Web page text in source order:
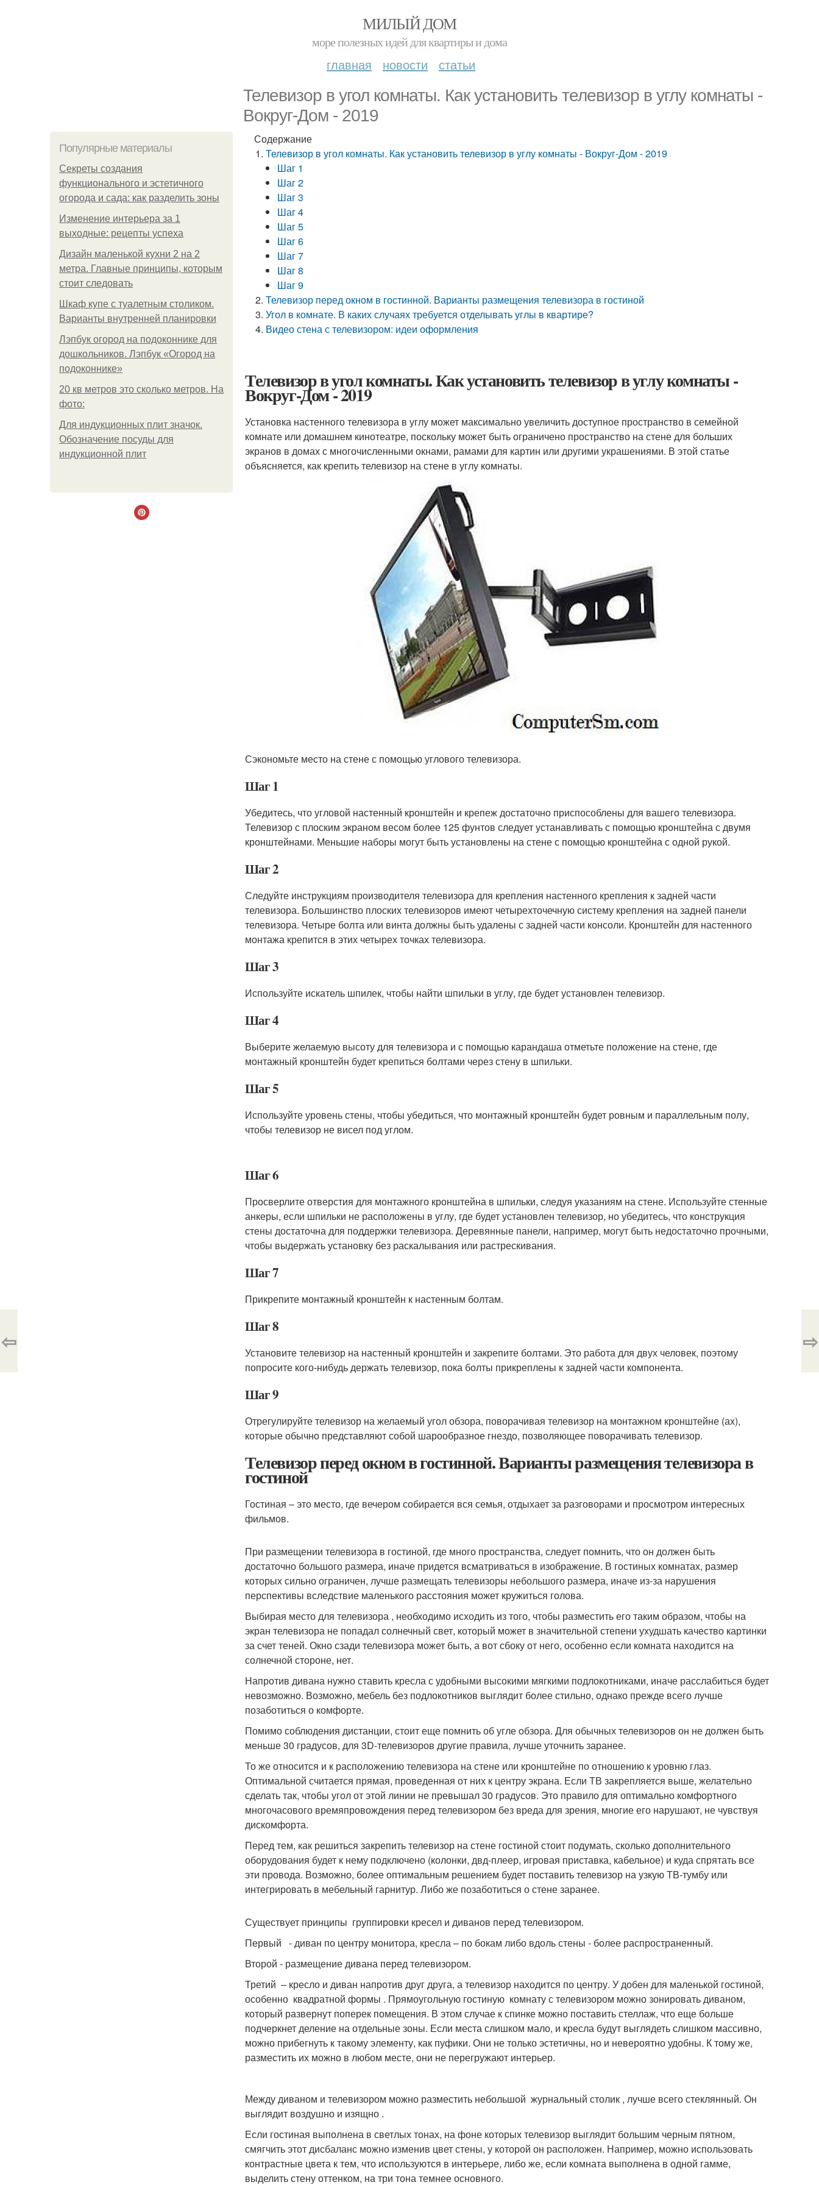
МИЛЫЙ ДОМ
море полезных идей для квартиры и дома
главная новости статьи
Телевизор в угол комнаты. Как установить телевизор в углу комнаты -
Вокруг-Дом - 2019
Популярные материалы
Секреты создания
функционального и эстетичного
огорода и сада: как разделить зоны
Изменение интерьера за 1
выходные: рецепты успеха
Дизайн маленькой кухни 2 на 2
метра. Главные принципы, которым
стоит следовать
Шкаф купе с туалетным столиком.
Варианты внутренней планировки
Лэпбук огород на подоконнике для
дошкольников. Лэпбук «Огород на
подоконнике»
20 кв метров это сколько метров. На
фото:
Для индукционных плит значок.
Обозначение посуды для
индукционной плит
Содержание
Телевизор в угол комнаты. Как установить телевизор в углу комнаты - Вокруг-Дом - 2019
Шаг 1
Шаг 2
Шаг 3
Шаг 4
Шаг 5
Шаг 6
Шаг 7
Шаг 8
Шаг 9
Телевизор перед окном в гостинной. Варианты размещения телевизора в гостиной
Угол в комнате. В каких случаях требуется отделывать углы в квартире?
Видео стена с телевизором: идеи оформления
Телевизор в угол комнаты. Как установить телевизор в углу комнаты -
Вокруг-Дом - 2019
Установка настенного телевизора в углу может максимально увеличить доступное пространство в семейной
комнате или домашнем кинотеатре, поскольку может быть ограничено пространство на стене для больших
экранов в домах с многочисленными окнами, рамами для картин или другими украшениями. В этой статье
объясняется, как крепить телевизор на стене в углу комнаты.
Сэкономьте место на стене с помощью углового телевизора.
Шаг 1
Убедитесь, что угловой настенный кронштейн и крепеж достаточно приспособлены для вашего телевизора.
Телевизор с плоским экраном весом более 125 фунтов следует устанавливать с помощью кронштейна с двумя
кронштейнами. Меньшие наборы могут быть установлены на стене с помощью кронштейна с одной рукой.
Шаг 2
Следуйте инструкциям производителя телевизора для крепления настенного крепления к задней части
телевизора. Большинство плоских телевизоров имеют четырехточечную систему крепления на задней панели
телевизора. Четыре болта или винта должны быть удалены с задней части консоли. Кронштейн для настенного
монтажа крепится в этих четырех точках телевизора.
Шаг 3
Используйте искатель шпилек, чтобы найти шпильки в углу, где будет установлен телевизор.
Шаг 4
Выберите желаемую высоту для телевизора и с помощью карандаша отметьте положение на стене, где
монтажный кронштейн будет крепиться болтами через стену в шпильки.
Шаг 5
Используйте уровень стены, чтобы убедиться, что монтажный кронштейн будет ровным и параллельным полу,
чтобы телевизор не висел под углом.
Шаг 6
Просверлите отверстия для монтажного кронштейна в шпильки, следуя указаниям на стене. Используйте стенные
анкеры, если шпильки не расположены в углу, где будет установлен телевизор, но убедитесь, что конструкция
стены достаточна для поддержки телевизора. Деревянные панели, например, могут быть недостаточно прочными,
чтобы выдержать установку без раскалывания или растрескивания.
Шаг 7
Прикрепите монтажный кронштейн к настенным болтам.
Шаг 8
Установите телевизор на настенный кронштейн и закрепите болтами. Это работа для двух человек, поэтому
попросите кого-нибудь держать телевизор, пока болты прикреплены к задней части компонента.
Шаг 9
Отрегулируйте телевизор на желаемый угол обзора, поворачивая телевизор на монтажном кронштейне (ах),
которые обычно представляют собой шарообразное гнездо, позволяющее поворачивать телевизор.
Телевизор перед окном в гостинной. Варианты размещения телевизора в
гостиной
Гостиная – это место, где вечером собирается вся семья, отдыхает за разговорами и просмотром интересных
фильмов.
При размещении телевизора в гостиной, где много пространства, следует помнить, что он должен быть
достаточно большого размера, иначе придется всматриваться в изображение. В гостиных комнатах, размер
которых сильно ограничен, лучше размещать телевизоры небольшого размера, иначе из-за нарушения
перспективы вследствие маленького расстояния может кружиться голова.
Выбирая место для телевизора , необходимо исходить из того, чтобы разместить его таким образом, чтобы на
экран телевизора не попадал солнечный свет, который может в значительной степени ухудшать качество картинки
за счет теней. Окно сзади телевизора может быть, а вот сбоку от него, особенно если комната находится на
солнечной стороне, нет.
Напротив дивана нужно ставить кресла с удобными высокими мягкими подлокотниками, иначе расслабиться будет
невозможно. Возможно, мебель без подлокотников выглядит более стильно, однако прежде всего лучше
позаботиться о комфорте.
Помимо соблюдения дистанции, стоит еще помнить об угле обзора. Для обычных телевизоров он не должен быть
меньше 30 градусов, для 3D-телевизоров другие правила, лучше уточнить заранее.
То же относится и к расположению телевизора на стене или кронштейне по отношению к уровню глаз.
Оптимальной считается прямая, проведенная от них к центру экрана. Если ТВ закрепляется выше, желательно
сделать так, чтобы угол от этой линии не превышал 30 градусов. Это правило для оптимально комфортного
многочасового времяпровождения перед телевизором без вреда для зрения, многие его нарушают, не чувствуя
дискомфорта.
Перед тем, как решиться закрепить телевизор на стене гостиной стоит подумать, сколько дополнительного
оборудования будет к нему подключено (колонки, двд-плеер, игровая приставка, кабельное) и куда спрятать все
эти провода. Возможно, более оптимальным решением будет поставить телевизор на узкую ТВ-тумбу или
интегрировать в мебельный гарнитур. Либо же позаботиться о стене заранее.
Существует принципы группировки кресел и диванов перед телевизором.
Первый - диван по центру монитора, кресла – по бокам либо вдоль стены - более распространенный.
Второй - размещение дивана перед телевизором.
Третий – кресло и диван напротив друг друга, а телевизор находится по центру. У добен для маленькой гостиной,
особенно квадратной формы . Прямоугольную гостиную комнату с телевизором можно зонировать диваном,
который развернут поперек помещения. В этом случае к спинке можно поставить стеллаж, что еще больше
подчеркнет деление на отдельные зоны. Если места слишком мало, и кресла будут выглядеть слишком массивно,
можно прибегнуть к такому элементу, как пуфики. Они не только эстетичны, но и невероятно удобны. К тому же,
разместить их можно в любом месте, они не перегружают интерьер.
Между диваном и телевизором можно разместить небольшой журнальный столик , лучше всего стеклянный. Он
выглядит воздушно и изящно .
Если гостиная выполнена в светлых тонах, на фоне которых телевизор выглядит большим черным пятном,
смягчить этот дисбаланс можно изменив цвет стены, у которой он расположен. Например, можно использовать
контрастные цвета к тем, что используются в интерьере, либо же, если комната выполнена в одной гамме,
выделить стену оттенком, на три тона темнее основного.
⇦ ⇨